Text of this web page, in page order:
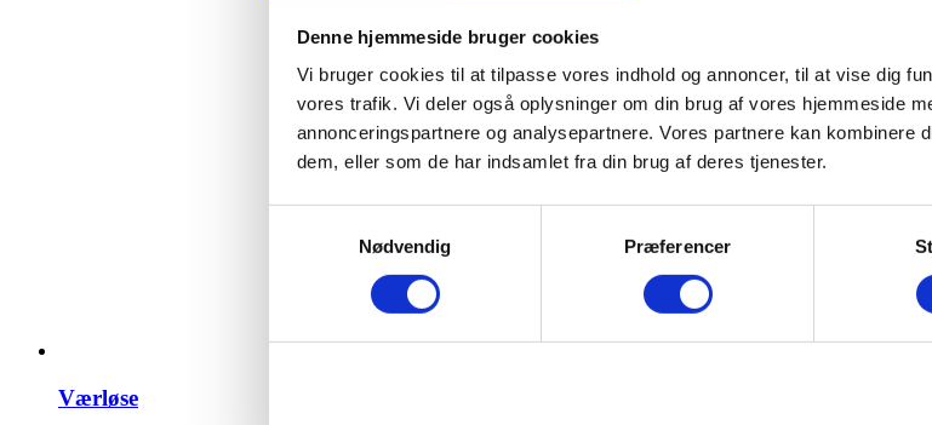
Denne hjemmeside bruger cookies
Vi bruger cookies til at tilpasse vores indhold og annoncer, til at vise dig
vores trafik. Vi deler også oplysninger om din brug af vores hjemmeside
annonceringspartnere og analysepartnere. Vores partnere kan kombinere
dem, eller som de har indsamlet fra din brug af deres tjenester.
Nødvendig
Præferencer
Værløse